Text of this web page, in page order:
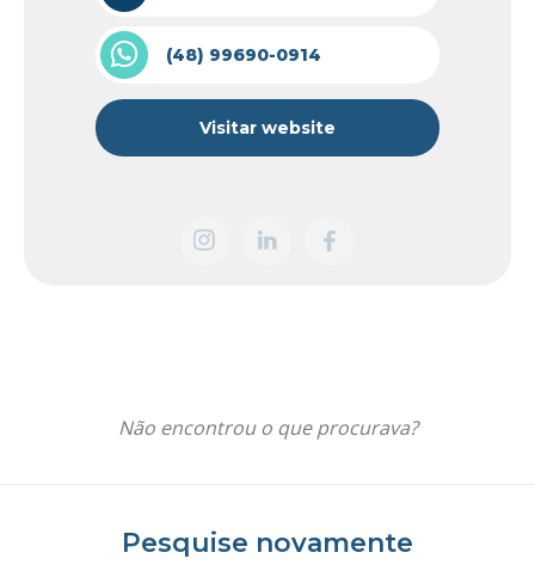
(48) 99690-0914
Visitar website
Não encontrou o que procurava?
Pesquise novamente